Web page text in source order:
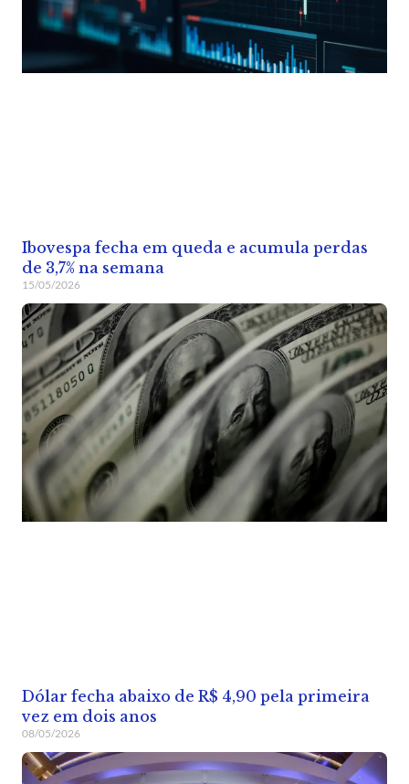
Ibovespa fecha em queda e acumula perdas
de 3,7% na semana
15/05/2026
Dólar fecha abaixo de R$ 4,90 pela primeira
vez em dois anos
08/05/2026